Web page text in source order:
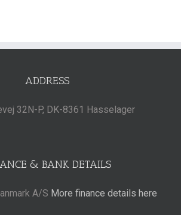
ADDRESS
32N-P, DK-8361 Hasselager
& BANK DETAILS
A/S More finance details here